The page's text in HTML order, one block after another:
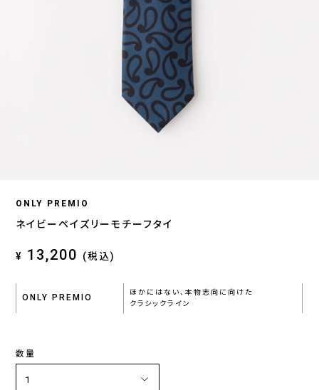
ONLY PREMIO
ネイビーペイズリーモチーフタイ
¥ 13,200 (税込)
ONLY PREMIO
ほかにはない、本物志向に向けた
クラシックライン
数量